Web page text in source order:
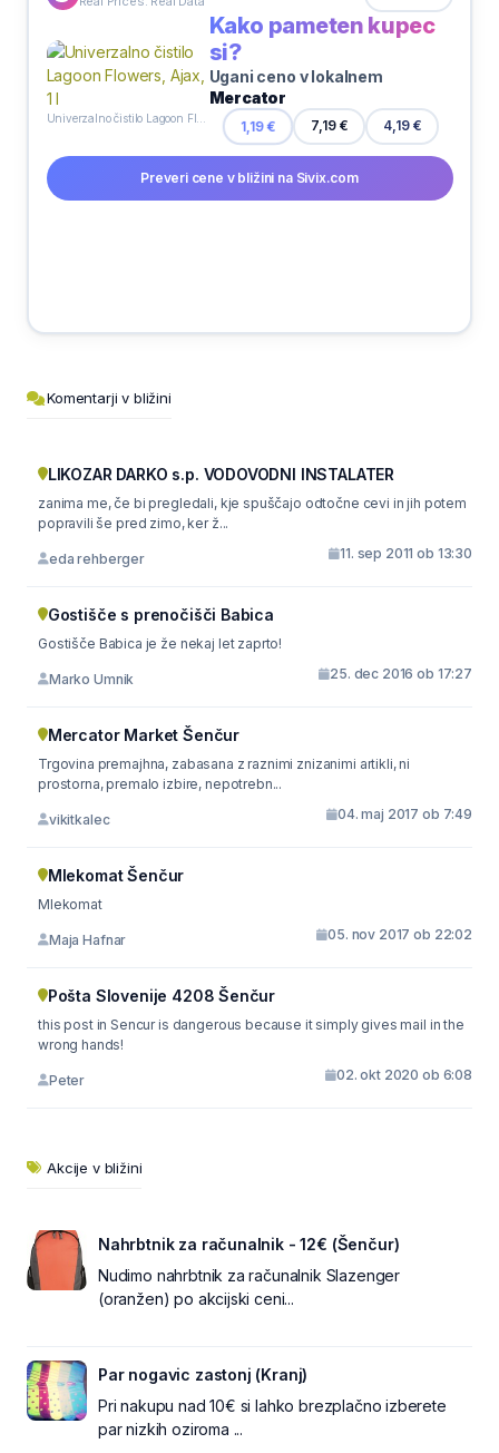
Kako pameten kupec
si?
Ugani ceno v lokalnem
Mercator
1,19 € 7,19 € 4,19 €
Preveri cene v bližini na Sivix.com
Komentarji v bližini
LIKOZAR DARKO s.p. VODOVODNI INSTALATER
zanima me, če bi pregledali, kje spuščajo odtočne cevi in jih potem
popravili še pred zimo, ker ž...
eda rehberger 11. sep 2011 ob 13:30
Gostišče s prenočišči Babica
Gostišče Babica je že nekaj let zaprto!
Marko Umnik 25. dec 2016 ob 17:27
Mercator Market Šenčur
Trgovina premajhna, zabasana z raznimi znizanimi artikli, ni
prostorna, premalo izbire, nepotrebn...
vikitkalec 04. maj 2017 ob 7:49
Mlekomat Šenčur
Mlekomat
Maja Hafnar 05. nov 2017 ob 22:02
Pošta Slovenije 4208 Šenčur
this post in Sencur is dangerous because it simply gives mail in the
wrong hands!
Peter 02. okt 2020 ob 6:08
Akcije v bližini
Nahrbtnik za računalnik - 12€ (Šenčur)
Nudimo nahrbtnik za računalnik Slazenger
(oranžen) po akcijski ceni...
Par nogavic zastonj (Kranj)
Pri nakupu nad 10€ si lahko brezplačno izberete
par nizkih oziroma ...